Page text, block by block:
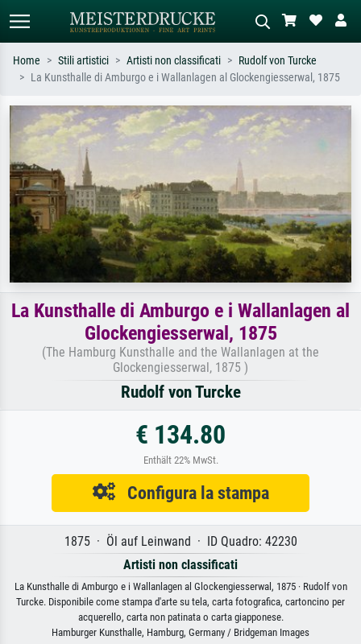
Cerca per artista, titolo o stile – es.
Monet, Notte stellata,
Impressionismo, onda di Hokusai,
nudo.
Descrivi la scena – es. prato verde,
astratto con molto rosso, dipinto a
olio scuro, nudo in piedi vicino a un
Home Stili artistici Artisti non classificati
Rudolf von Turcke
La Kunsthalle di Amburgo e i Wallanlagen al Glockengiesserwal, 1875
La Kunsthalle di Amburgo e i Wallanlagen al
Glockengiesserwal, 1875
(The Hamburg Kunsthalle and the Wallanlagen at the
Glockengiesserwal, 1875 )
Rudolf von Turcke
€ 134.80
Enthält 22% MwSt.
Configura la stampa
1875 · Öl auf Leinwand · ID Quadro: 42230
Artisti non classificati
La Kunsthalle di Amburgo e i Wallanlagen al Glockengiesserwal, 1875 · Rudolf von
Turcke. Disponibile come stampa d'arte su tela, carta fotografica, cartoncino per
acquerello, carta non patinata o carta giapponese.
Hamburger Kunsthalle, Hamburg, Germany / Bridgeman Images